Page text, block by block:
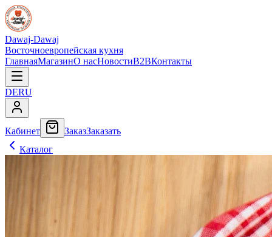
Dawaj-Dawaj
Восточноевропейская кухня
ГлавнаяМагазинО насНовостиB2BКонтакты
DERU
Кабинет ЗаказЗаказать
Каталог